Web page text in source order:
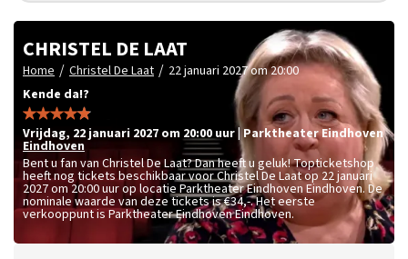
CHRISTEL DE LAAT
Home / Christel De Laat / 22 januari 2027 om 20:00
Kende da!?
vrijdag, 22 januari 2027 om 20:00uur |Parktheater Eindhoven
Eindhoven
Bent u fan van Christel De Laat? Dan heeft u geluk! Topticketshop
heeft nog tickets beschikbaar voor Christel De Laat op 22 januari
2027 om 20:00 uur op locatie Parktheater Eindhoven Eindhoven. De
nominale waarde van deze tickets is€34,-. Het eerste
verkooppunt is Parktheater Eindhoven Eindhoven.